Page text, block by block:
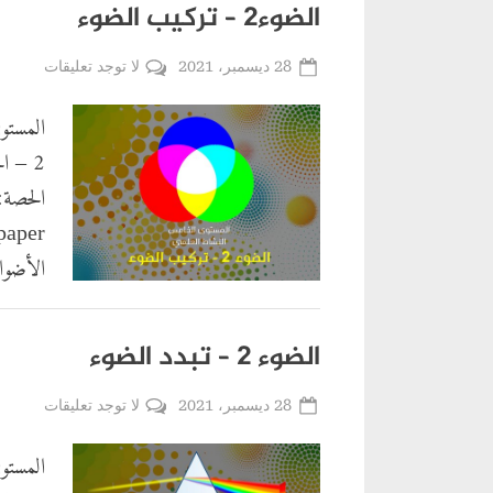
,
فيديوهات
تعليمية
الضوء2 – تركيب الضوء
Posted
28 ديسمبر، 2021
زربوحي
لا توجد تعليقات
–
الضوء
2
,
فيديوهات
تعليمية
الضوء 2 – تبدد الضوء
Posted
28 ديسمبر، 2021
زربوحي
لا توجد تعليقات
2